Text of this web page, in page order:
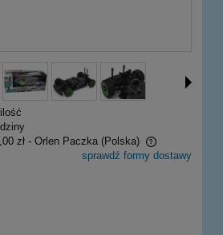
zł - Orlen Paczka (Polska)
kosztów płatności
sprawdź formy dostawy